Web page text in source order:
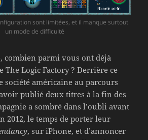
sont limitées, et il manque surtout
un mode de difficulté
combien parmi vous ont déjà
The Logic Factory ? Derrière ce
société américaine au parcours
publié deux titres à la fin des
a sombré dans l’oubli avant
2012, le temps de porter leur
, sur iPhone, et d’annoncer